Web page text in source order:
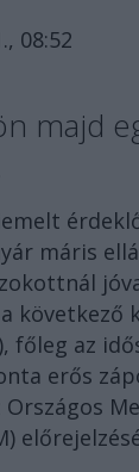
08:52
majd
máris
következő
főleg az
erős
Országos